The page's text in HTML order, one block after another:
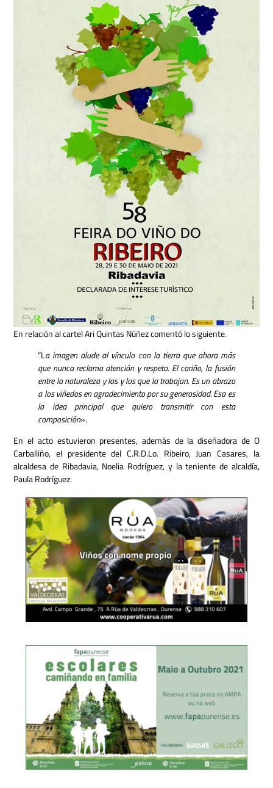
En relación al cartel Ari Quintas Núñez comentó lo siguiente.
“La imagen alude al vínculo con la tierra que ahora más
que nunca reclama atención y respeto. El cariño, la fusión
entre la naturaleza y las y los que la trabajan. Es un abrazo
a los viñedos en agradecimiento por su generosidad. Esa es
la idea principal que quiero transmitir con esta
composición».
En el acto estuvieron presentes, además de la diseñadora de O
Carballiño, el presidente del C.R.D.Lo. Ribeiro, Juan Casares, la
alcaldesa de Ribadavia, Noelia Rodríguez, y la teniente de alcaldía,
Paula Rodríguez.